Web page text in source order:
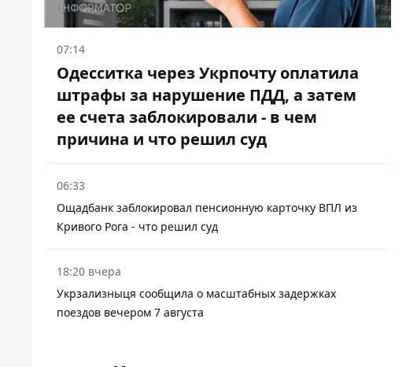
07:14
Одесситка через Укрпочту оплатила
штрафы за нарушение ПДД, а затем
ее счета заблокировали - в чем
причина и что решил суд
06:33
Ощадбанк заблокировал пенсионную карточку ВПЛ из
Кривого Рога - что решил суд
18:20 вчера
Укрзализныця сообщила о масштабных задержках
поездов вечером 7 августа